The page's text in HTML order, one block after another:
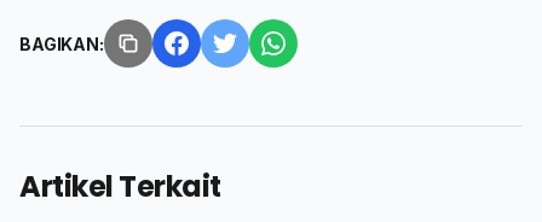
BAGIKAN:
Artikel Terkait